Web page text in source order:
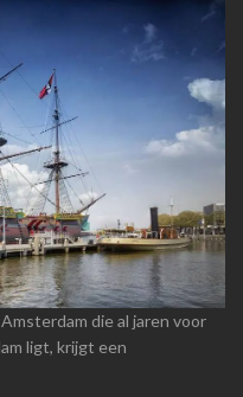
die al jaren voor
ligt, krijgt een